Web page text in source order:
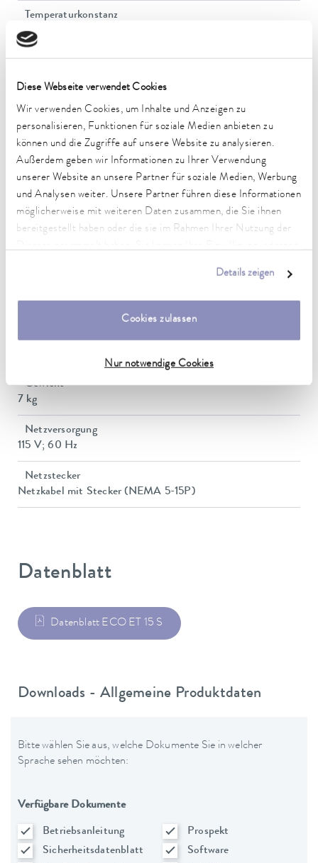
Diese Webseite verwendet Cookies
Wir verwenden Cookies, um Inhalte und Anzeigen zu
personalisieren, Funktionen für soziale Medien anbieten zu
können und die Zugriffe auf unsere Website zu analysieren.
Außerdem geben wir Informationen zu Ihrer Verwendung
unserer Website an unsere Partner für soziale Medien, Werbung
und Analysen weiter. Unsere Partner führen diese Informationen
möglicherweise mit weiteren Daten zusammen, die Sie ihnen
bereitgestellt haben oder die sie im Rahmen Ihrer Nutzung der
Details zeigen
Cookies zulassen
Nur notwendige Cookies
Temperaturkonstanz
0.01 ± K
Heizleistung max.
Leistungsaufnahme max.
1.4 kW
Leistungsaufnahme
Förderdruck max.
0,6 bar
Abmessungen (BxTxH)
Gewicht
7 kg
Netzversorgung
115 V; 60 Hz
Netzstecker
Netzkabel mit Stecker (NEMA 5-15P)
Datenblatt
Datenblatt ECO ET 15 S
Downloads - Allgemeine Produktdaten
Bitte wählen Sie aus, welche Dokumente Sie in welcher
Sprache sehen möchten:
Verfügbare Dokumente
Betriebsanleitung
Prospekt
Sicherheitsdatenblatt
Software